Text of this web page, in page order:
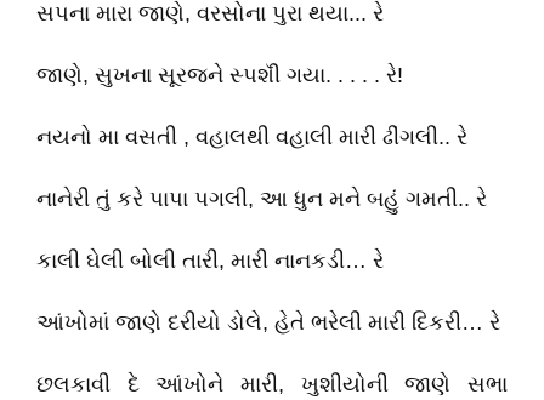
સપના મારા જાણે, વરસોના પુરા થયા... રે
જાણે, સુખના સૂરજને સ્પશૅી ગયા. . . . . રે!
નયનો મા વસતી , વહાલથી વહાલી મારી ઢીંગલી.. રે
નાનેરી તું કરે પાપા પગલી, આ ધુન મને બહું ગમતી.. રે
કાલી ઘેલી બોલી તારી, મારી નાનકડી… રે
આંખોમાં જાણે દરીયો ડોલે, હેતે ભરેલી મારી દિકરી… રે
છલકાવી દે આંખોને મારી, ખુશીયોની જાણે સભા